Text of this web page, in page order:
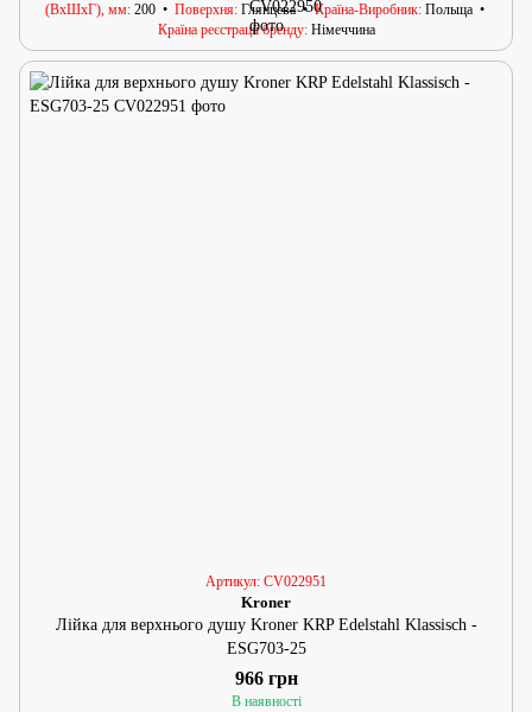
(ВхШхГ), мм 200 Поверхня Глянцева Країна-Виробник Польща
Країна реєстрації бренду Німеччина
Артикул: CV022951
Kroner
Лійка для верхнього душу Kroner KRP Edelstahl Klassisch -
ESG703-25
966 грн
В наявності